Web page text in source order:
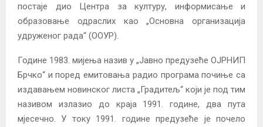
постаје дио Центра за културу, информисање и
образовање одраслих као „Основна организација
удруженог рада“ (ООУР).
Године 1983. мијења назив у „Јавно предузеће ОЈРНИП
Брчко“ и поред емитовања радио програма почиње са
издавањем новинског листа „Градитељ“ који је под тим
називом излазио до краја 1991. године, два пута
мјесечно. У току 1991. године предузеће је почело